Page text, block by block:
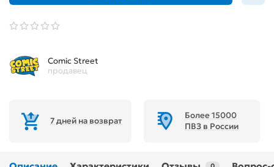
Comic Street
продавец
7 дней на возврат
Более 15000
ПВЗ в России